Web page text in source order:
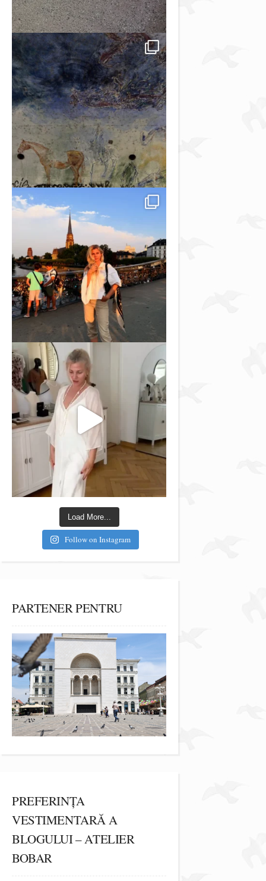
Load More...
Follow on Instagram
PARTENER PENTRU
PREFERINȚA
VESTIMENTARĂ A
BLOGULUI – ATELIER
BOBAR